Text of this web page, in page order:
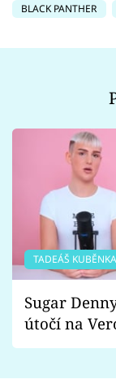
BLACK PANTHER
TADEÁŠ KUBĚNKA
Sugar
útočí na
Proč je